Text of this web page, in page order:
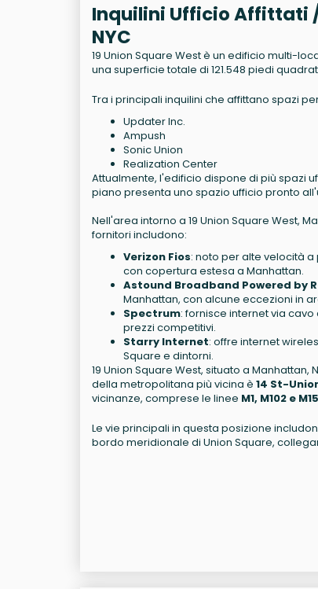
Inquilini Ufficio Affittati
NYC
19 Union Square West è un edificio multi-
una superficie totale di 121.548 piedi
Tra i principali inquilini che affittano spazi
Updater Inc.
Ampush
Sonic Union
Realization Center
Attualmente, l'edificio dispone di più spazi
piano presenta uno spazio ufficio pronto
Nell'area intorno a 19 Union Square West,
fornitori includono:
Verizon Fios: noto per alte velocità
con copertura estesa a Manhattan.
Astound Broadband Powered by
Manhattan, con alcune eccezioni in
Spectrum: fornisce internet via
prezzi competitivi.
Starry Internet: offre internet
Square e dintorni.
19 Union Square West, situato a
della metropolitana più vicina è 14 St-
vicinanze, comprese le linee M1, M102 e
Le vie principali in questa posizione
bordo meridionale di Union Square,